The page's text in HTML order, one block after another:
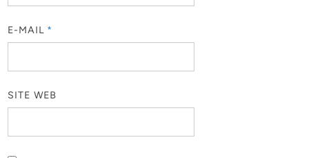
E-MAIL *
SITE WEB